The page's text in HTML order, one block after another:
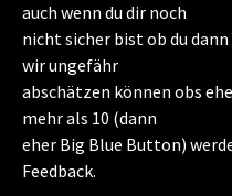
auch wenn du dir noch
nicht sicher bist ob du
wir ungefähr
abschätzen können obs
mehr als 10 (dann
eher Big Blue Button)
Feedback.